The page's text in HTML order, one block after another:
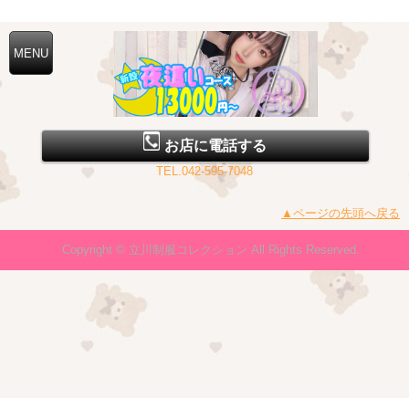
お店に電話する
TEL.042-595-7048
▲ページの先頭へ戻る
Copyright © 立川制服コレクション All Rights Reserved.